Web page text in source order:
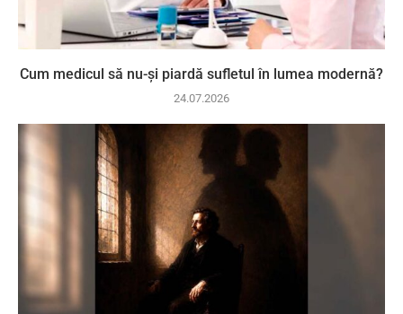
Cum medicul să nu-și piardă sufletul în lumea modernă?
24.07.2026